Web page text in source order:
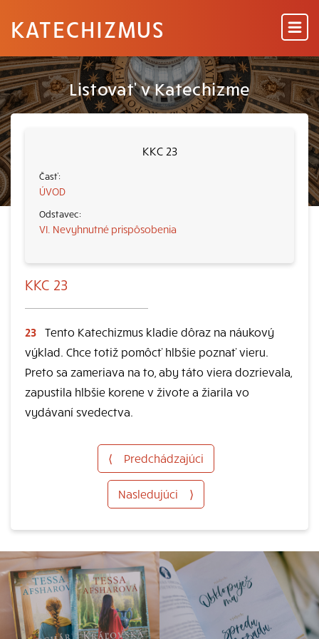
KATECHIZMUS
Listovať v Katechizme
KKC 23
ÚVOD
VI. Nevyhnutné prispôsobenia
KKC 23
23 Tento Katechizmus kladie dôraz na náukový
výklad. Chce totiž pomôcť hlbšie poznať vieru.
Preto sa zameriava na to, aby táto viera dozrievala,
zapustila hlbšie korene v živote a žiarila vo
vydávaní svedectva.
⟨ Predchádzajúci
Nasledujúci ⟩